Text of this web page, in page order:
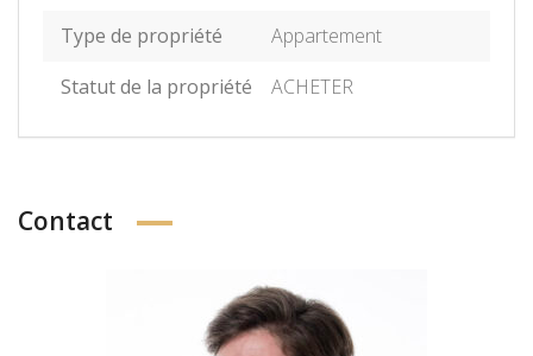
Type de propriété
Appartement
Statut de la propriété
ACHETER
Contact